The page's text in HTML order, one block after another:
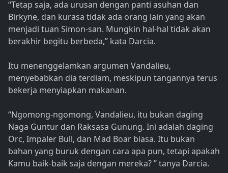
“Tetap saja, ada urusan dengan panti asuhan dan
Birkyne, dan kurasa tidak ada orang lain yang akan
menjadi tuan Simon-san. Mungkin hal-hal tidak akan
berakhir begitu berbeda,” kata Darcia.
Itu menenggelamkan argumen Vandalieu,
menyebabkan dia terdiam, meskipun tangannya terus
bekerja menyiapkan makanan.
“Ngomong-ngomong, Vandalieu, itu bukan daging
Naga Guntur dan Raksasa Gunung. Ini adalah daging
Orc, Impaler Bull, dan Mad Boar biasa. Itu bukan
bahan yang buruk dengan cara apa pun, tetapi apakah
Kamu baik-baik saja dengan mereka? ” tanya Darcia.